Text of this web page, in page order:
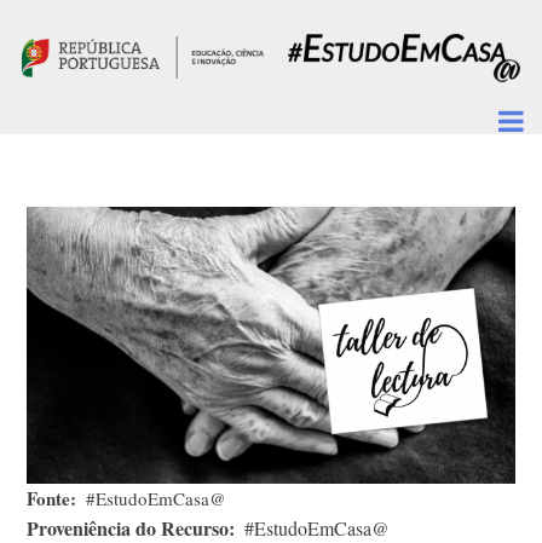
Fonte #EstudoEmCasa@
Proveniência do Recurso #EstudoEmCasa@